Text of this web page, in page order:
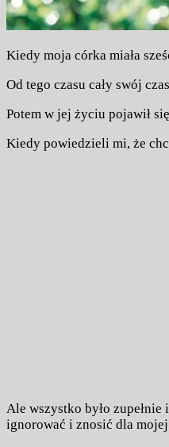
Kiedy moja córka miała
Od tego czasu cały swój
Potem w jej życiu pojawił
Kiedy powiedzieli mi, że
Ale wszystko było zupełnie
ignorować i znosić dla